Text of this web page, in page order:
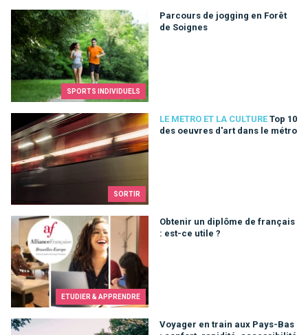
SPORTS INDIVIDUELS
Parcours de jogging en Forêt
de Soignes
Parcours de jogging en Forêt de Soignes
SORTIR
LE METRO ET LA CULTURE Top 10
des oeuvres d'art dans le métro
Top 10 des oeuvres d'art dans le métro
ETUDIER & APPRENDRE
Obtenir un diplôme de français
: est-ce utile ?
Obtenir un diplôme de français : est-ce utile ?
Voyager en train aux Pays-Bas
Voyager en train aux Pays-Bas : confort, rapidité,